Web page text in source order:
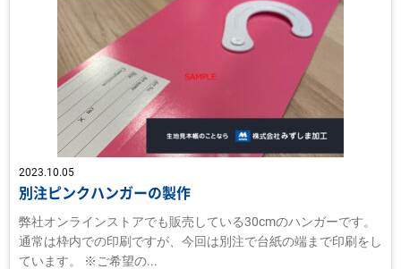
2023.10.05
別注ピンクハンガーの製作
弊社オンラインストアでも販売している30cmのハンガーです。
通常は枠内での印刷ですが、今回は別注で台紙の端まで印刷をし
ています。 ※ご希望の...